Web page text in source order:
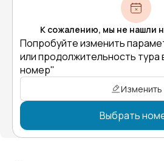
К сожалению, мы не нашли
Попробуйте изменить
или продолжительность тура
номер"
Изменить
Выбрать